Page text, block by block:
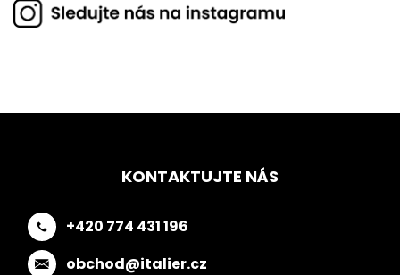
KONTAKTUJTE NÁS
+420 774 431 196
obchod@italier.cz